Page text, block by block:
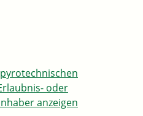
oder
anzeigen